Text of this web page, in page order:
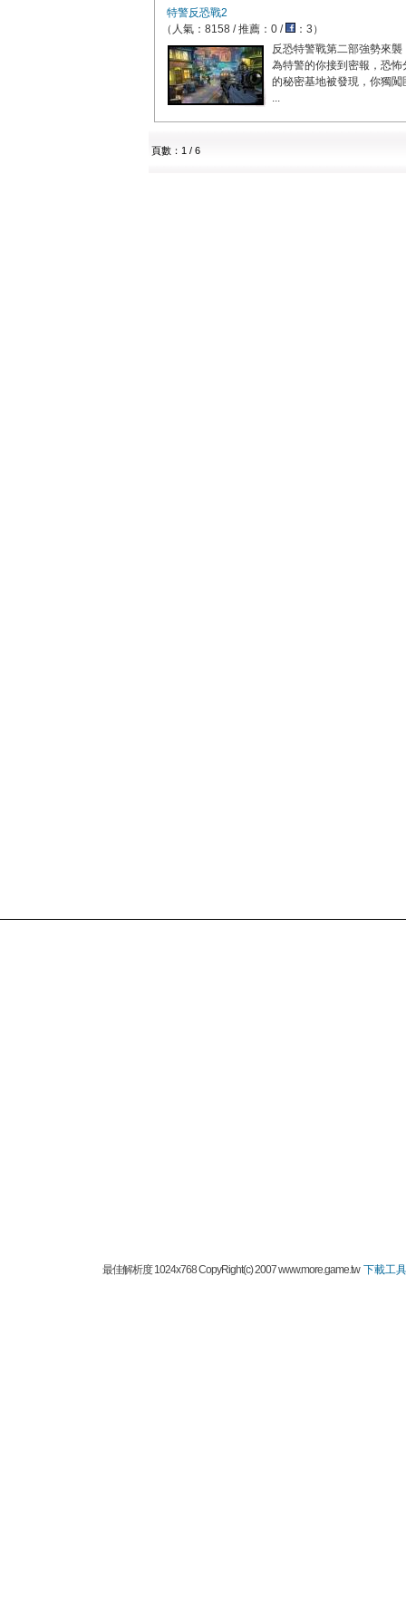
特警反恐戰2
（人氣：8158 / 推薦：0 /
：3）
反恐特警戰第二部強勢來襲
為特警的你接到密報，恐怖
的秘密基地被發現，你獨闖
...
頁數：1 / 6
最佳解析度 1024x768 CopyRight(c) 2007 www.more.game.tw下載工